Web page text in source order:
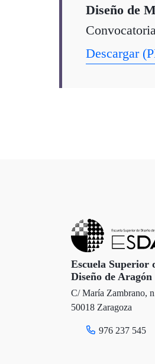
Diseño de
Descargar
Escuela Superior
Diseño de Aragón
C/ María Zambrano,
50018 Zaragoza
976 237 545